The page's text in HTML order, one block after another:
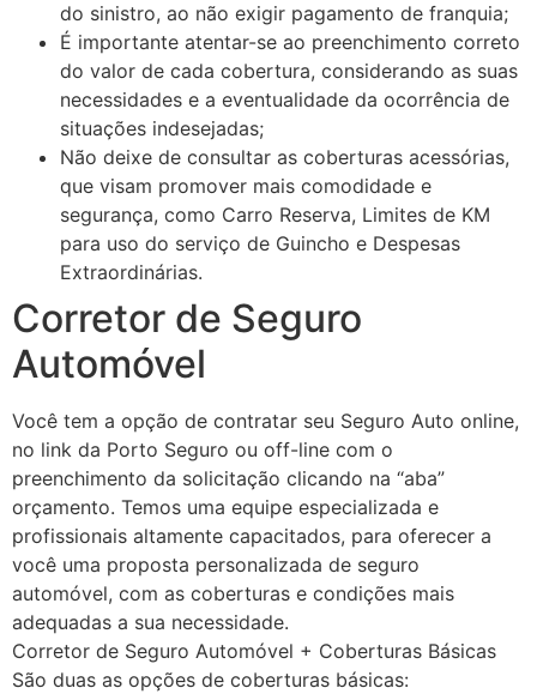
do sinistro, ao não exigir pagamento de franquia;
É importante atentar-se ao preenchimento correto
do valor de cada cobertura, considerando as suas
necessidades e a eventualidade da ocorrência de
situações indesejadas;
Não deixe de consultar as coberturas acessórias,
que visam promover mais comodidade e
segurança, como Carro Reserva, Limites de KM
para uso do serviço de Guincho e Despesas
Extraordinárias.
Corretor de Seguro
Automóvel
Você tem a opção de contratar seu Seguro Auto online,
no link da Porto Seguro ou off-line com o
preenchimento da solicitação clicando na “aba”
orçamento. Temos uma equipe especializada e
profissionais altamente capacitados, para oferecer a
você uma proposta personalizada de seguro
automóvel, com as coberturas e condições mais
adequadas a sua necessidade.
Corretor de Seguro Automóvel + Coberturas Básicas
São duas as opções de coberturas básicas: